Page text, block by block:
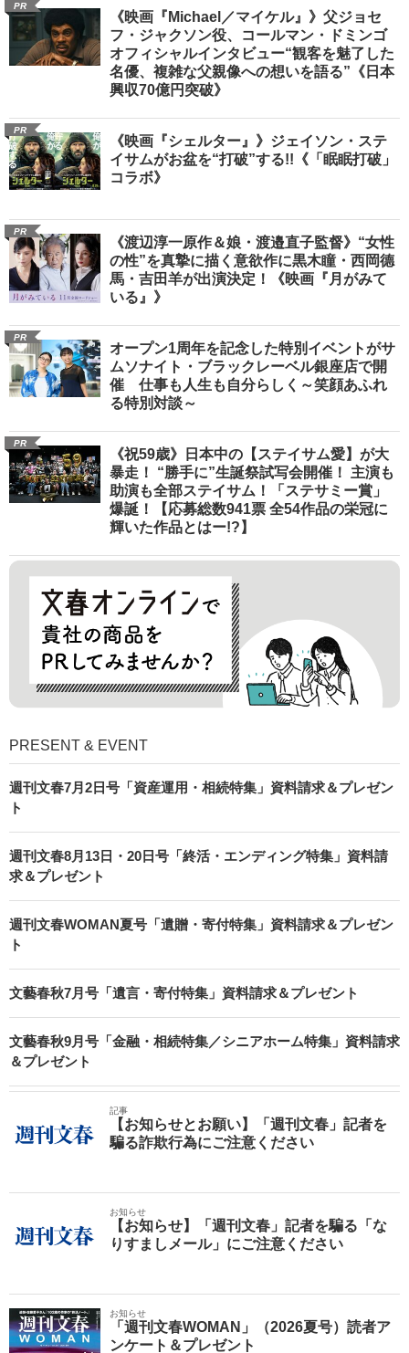
PR
《映画『Michael／マイケル』》父ジョセ
フ・ジャクソン役、コールマン・ドミンゴ
オフィシャルインタビュー“観客を魅了した
名優、複雑な父親像への想いを語る”《日本
興収70億円突破》
PR
《映画『シェルター』》ジェイソン・ステ
イサムがお盆を“打破”する!!《「眠眠打破」
コラボ》
PR
《渡辺淳一原作＆娘・渡邉直子監督》“女性
の性”を真摯に描く意欲作に黒木瞳・西岡德
馬・吉田羊が出演決定！《映画『月がみて
いる』》
PR
オープン1周年を記念した特別イベントがサ
ムソナイト・ブラックレーベル銀座店で開
催 仕事も人生も自分らしく～笑顔あふれ
る特別対談～
PR
《祝59歳》日本中の【ステイサム愛】が大
暴走！ “勝手に”生誕祭試写会開催！ 主演も
助演も全部ステイサム！「ステサミー賞」
爆誕！【応募総数941票 全54作品の栄冠に
輝いた作品とはー!?】
PRESENT & EVENT
週刊文春7月2日号「資産運用・相続特集」資料請求＆プレゼン
ト
週刊文春8月13日・20日号「終活・エンディング特集」資料請
求＆プレゼント
週刊文春WOMAN夏号「遺贈・寄付特集」資料請求＆プレゼン
ト
文藝春秋7月号「遺言・寄付特集」資料請求＆プレゼント
文藝春秋9月号「金融・相続特集／シニアホーム特集」資料請求
＆プレゼント
記事
【お知らせとお願い】「週刊文春」記者を
騙る詐欺行為にご注意ください
お知らせ
【お知らせ】「週刊文春」記者を騙る「な
りすましメール」にご注意ください
お知らせ
「週刊文春WOMAN」（2026夏号）読者ア
ンケート＆プレゼント